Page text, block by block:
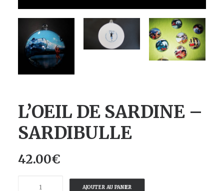
L’OEIL DE SARDINE –
SARDIBULLE
42.00€
AJOUTER AU PANIER